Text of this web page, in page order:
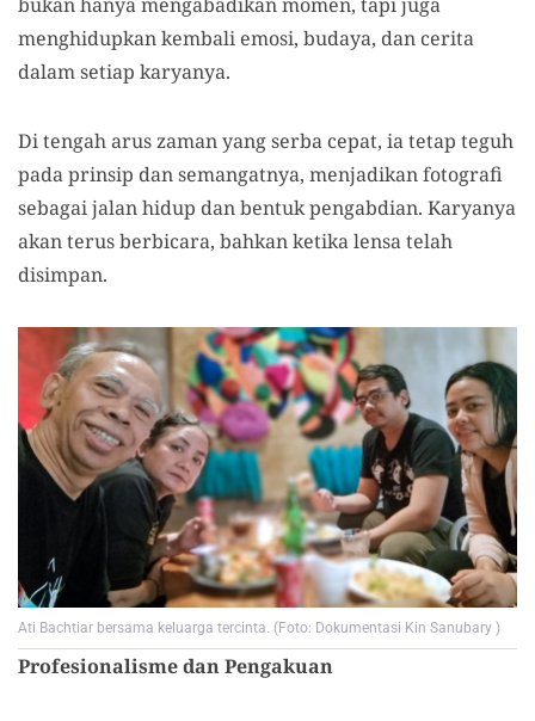
bukan hanya mengabadikan momen, tapi juga
menghidupkan kembali emosi, budaya, dan cerita
dalam setiap karyanya.
Di tengah arus zaman yang serba cepat, ia tetap teguh
pada prinsip dan semangatnya, menjadikan fotografi
sebagai jalan hidup dan bentuk pengabdian. Karyanya
akan terus berbicara, bahkan ketika lensa telah
disimpan.
Ati Bachtiar bersama keluarga tercinta. (Foto: Dokumentasi Kin Sanubary )
Profesionalisme dan Pengakuan